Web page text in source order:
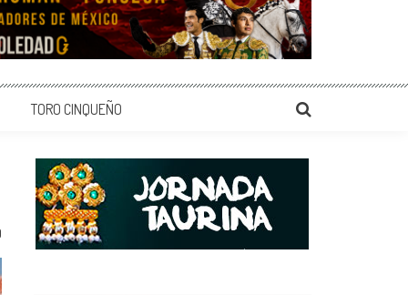
TORO CINQUEÑO